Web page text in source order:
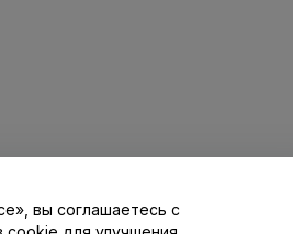
Свяжитесь с нами
вы соглашаетесь с